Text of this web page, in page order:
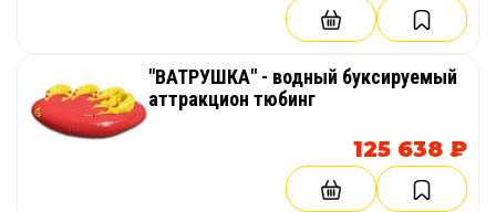
"ВАТРУШКА" - водный буксируемый
аттракцион тюбинг
125 638 ₽